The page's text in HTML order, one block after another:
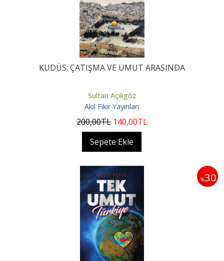
KUDÜS: ÇATIŞMA VE UMUT ARASINDA
Sultan Açıkgöz
Akıl Fikir Yayınları
200,00TL 140,00TL
Sepete Ekle
%30